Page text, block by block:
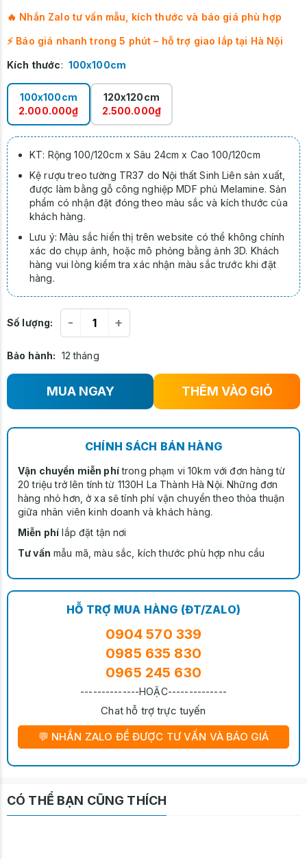
🔥 Nhắn Zalo tư vấn mẫu, kích thước và báo giá phù hợp
⚡ Báo giá nhanh trong 5 phút – hỗ trợ giao lắp tại Hà Nội
Kích thước: 100x100cm
100x100cm
2.000.000₫
120x120cm
2.500.000₫
KT: Rộng 100/120cm x Sâu 24cm x Cao 100/120cm
Kệ rượu treo tường TR37 do Nội thất Sinh Liên sản xuất,
được làm bằng gỗ công nghiệp MDF phủ Melamine. Sản
phẩm có nhận đặt đóng theo màu sắc và kích thước của
khách hàng.
Lưu ý: Màu sắc hiển thị trên website có thể không chính
xác do chụp ảnh, hoặc mô phỏng bằng ảnh 3D. Khách
hàng vui lòng kiểm tra xác nhận màu sắc trước khi đặt
hàng.
Số lượng: - +
Bảo hành: 12 tháng
MUA NGAY THÊM VÀO GIỎ
CHÍNH SÁCH BÁN HÀNG
Vận chuyển miễn phítrong phạm vi 10km với đơn hàng từ
20 triệu trở lên tính từ 1130H La Thành Hà Nội. Những đơn
hàng nhỏ hơn, ở xa sẽ tính phí vận chuyển theo thỏa thuận
giữa nhân viên kinh doanh và khách hàng.
Miễn phí lắp đặt tận nơi
Tư vấn mẫu mã, màu sắc, kích thước phù hợp nhu cầu
HỖ TRỢ MUA HÀNG (ĐT/ZALO)
0904 570 339
0985 635 830
0965 245 630
--------------HOẶC--------------
Chat hỗ trợ trực tuyến
💬 NHẮN ZALO ĐỂ ĐƯỢC TƯ VẤN VÀ BÁO GIÁ
CÓ THỂ BẠN CŨNG THÍCH